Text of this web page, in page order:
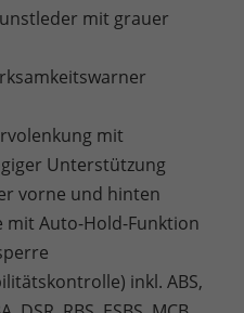
mit grauer
mit
Unterstützung
vorne und hinten
mit Auto-Hold-Funktion
inkl. ABS,